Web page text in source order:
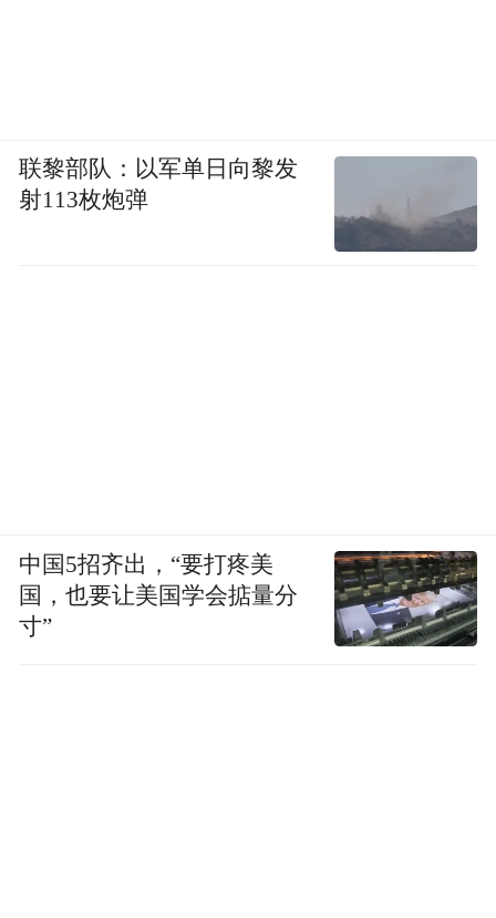
联黎部队：以军单日向黎发
射113枚炮弹
中国5招齐出，“要打疼美
国，也要让美国学会掂量分
寸”